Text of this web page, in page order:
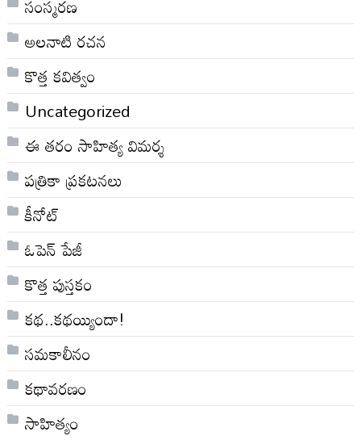
అలనాటి రచన
కొత్త కవిత్వం
Uncategorized
ఈ తరం సాహిత్య విమర్శ
పత్రికా ప్రకటనలు
కీనోట్
ఓపెన్ పేజీ
కొత్త పుస్తకం
కథ..కథయ్యిందా!
సమకాలీనం
కథావరణం
సాహిత్యం